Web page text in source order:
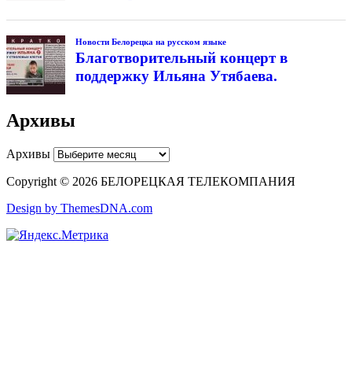
Новости Белорецка на русском языке
Благотворительный концерт в
поддержку Ильяна Утябаева.
Архивы
Архивы
Copyright © 2026 БЕЛОРЕЦКАЯ ТЕЛЕКОМПАНИЯ
Design by ThemesDNA.com